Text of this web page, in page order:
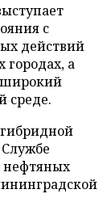
с
действий
городах, а
широкий
среде.
нефтяных